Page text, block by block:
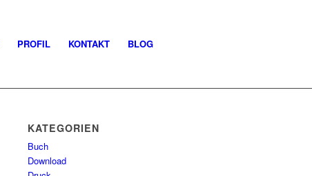
PROFIL KONTAKT BLOG
KATEGORIEN
Buch
Download